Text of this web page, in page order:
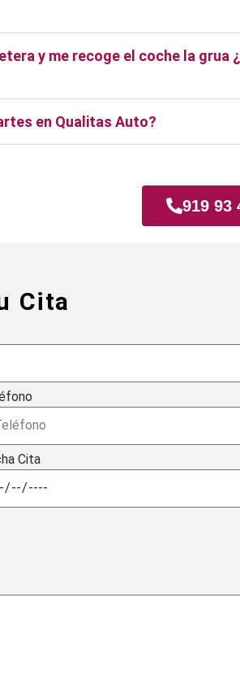
y me recoge el coche la grua
en Qualitas Auto?
919 93
Cita
Cita